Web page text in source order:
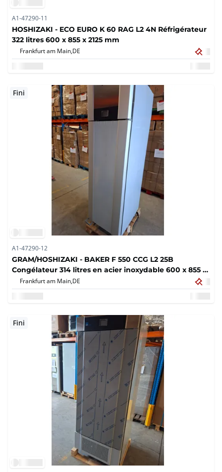
A1-47290-11
HOSHIZAKI - ECO EURO K 60 RAG L2 4N Réfrigérateur
322 litres 600 x 855 x 2125 mm
Frankfurt am Main,DE
Fini
A1-47290-12
GRAM/HOSHIZAKI - BAKER F 550 CCG L2 25B
Congélateur 314 litres en acier inoxydable 600 x 855 x
2125 mm
Frankfurt am Main,DE
Fini